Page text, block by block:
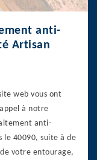
anti-
Artisan
web vous ont
à notre
anti-
le 40090, suite à de
votre entourage,